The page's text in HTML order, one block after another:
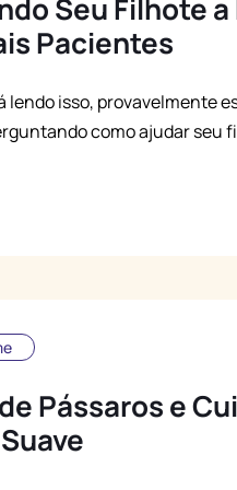
Seu Filhote
Pacientes
lendo isso, provavelmente
como ajudar seu
Pássaros e